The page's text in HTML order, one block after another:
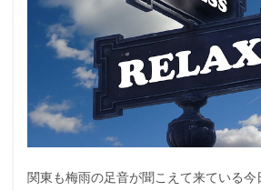
関東も梅雨の足音が聞こえて来ている今